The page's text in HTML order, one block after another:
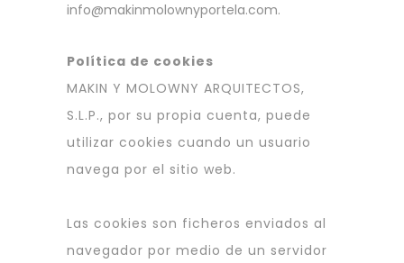
info@makinmolownyportela.com.
Política de cookies
MAKIN Y MOLOWNY ARQUITECTOS,
S.L.P., por su propia cuenta, puede
utilizar cookies cuando un usuario
navega por el sitio web.
Las cookies son ficheros enviados al
navegador por medio de un servidor